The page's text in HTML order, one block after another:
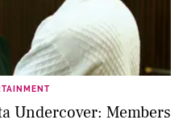
Undercover: Members